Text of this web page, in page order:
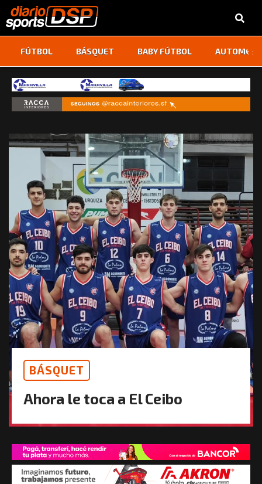
FÚTBOL BÁSQUET BABY FÚTBOL ‹ ›
BÁSQUET
Ahora le toca a El Ceibo